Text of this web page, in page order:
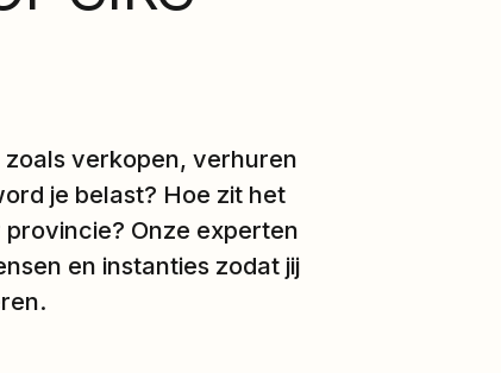
verkopen, verhuren
je belast? Hoe zit het
Onze experten
en instanties zodat jij